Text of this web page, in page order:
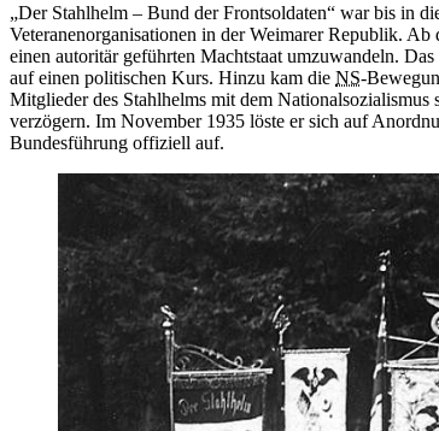
„Der Stahlhelm – Bund der Frontsoldaten“ war bis in
Veteranenorganisationen in der Weimarer Republik.
einen autoritär geführten Machtstaat umzuwandeln.
auf einen politischen Kurs. Hinzu kam die NS-
Mitglieder des Stahlhelms mit dem Nationalsozialismus
verzögern. Im November 1935 löste er sich auf
Bundesführung offiziell auf.